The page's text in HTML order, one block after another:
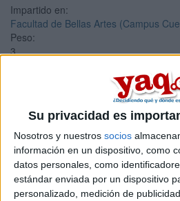
Su privacidad es
Nosotros y nuestros socios
información en un dispositivo, como
datos personales, como
estándar enviada por un dispositivo
personalizado, medición de
Impartido en:
Facultad de Bellas Artes (Campus
Peso:
3
estudiar
marta02739373 30/03/2026
Estoy en quinto de Sociología y
las prácticas curriculares y los dos